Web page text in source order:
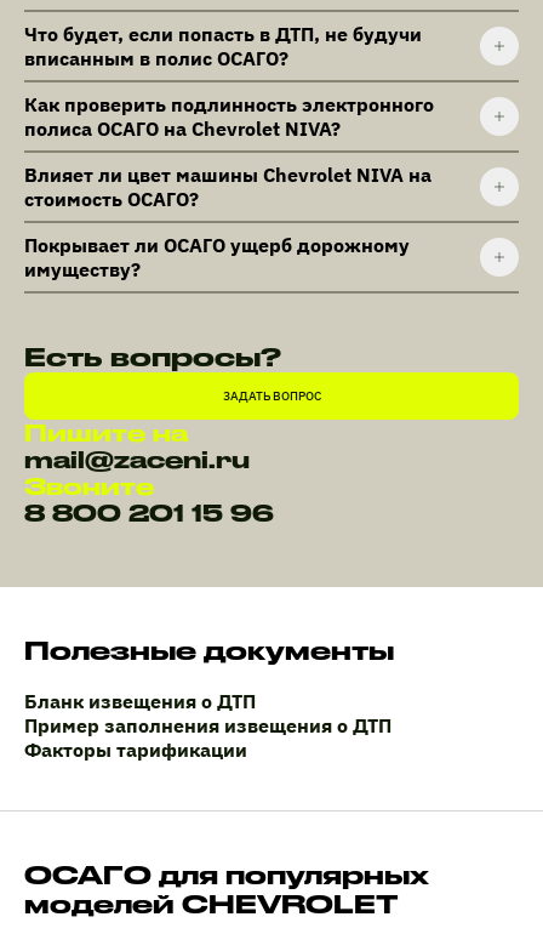
Что будет, если попасть в ДТП, не будучи
вписанным в полис ОСАГО?
Как проверить подлинность электронного
полиса ОСАГО на Chevrolet NIVA?
Влияет ли цвет машины Chevrolet NIVA на
стоимость ОСАГО?
Покрывает ли ОСАГО ущерб дорожному
имуществу?
Есть вопросы?
ЗАДАТЬ ВОПРОС
Пишите на
mail@zaceni.ru
Звоните
8 800 201 15 96
Полезные документы
Бланк извещения о ДТП
Пример заполнения извещения о ДТП
Факторы тарификации
ОСАГО для популярных
моделей CHEVROLET